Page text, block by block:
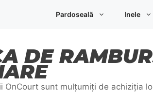
Pardoseală Inele
DE
OnCourt sunt mulțumiți de achiziția